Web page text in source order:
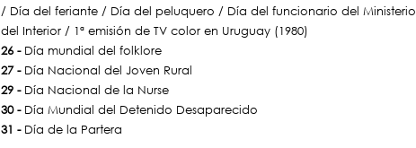
/ Día del feriante / Día del peluquero / Día del funcionario del Ministerio
del Interior / 1ª emisión de TV color en Uruguay (1980)
26 -Día mundial del folklore
27 -Día Nacional del Joven Rural
29 -Día Nacional de la Nurse
30 -Día Mundial del Detenido Desaparecido
31 -Día de la Partera